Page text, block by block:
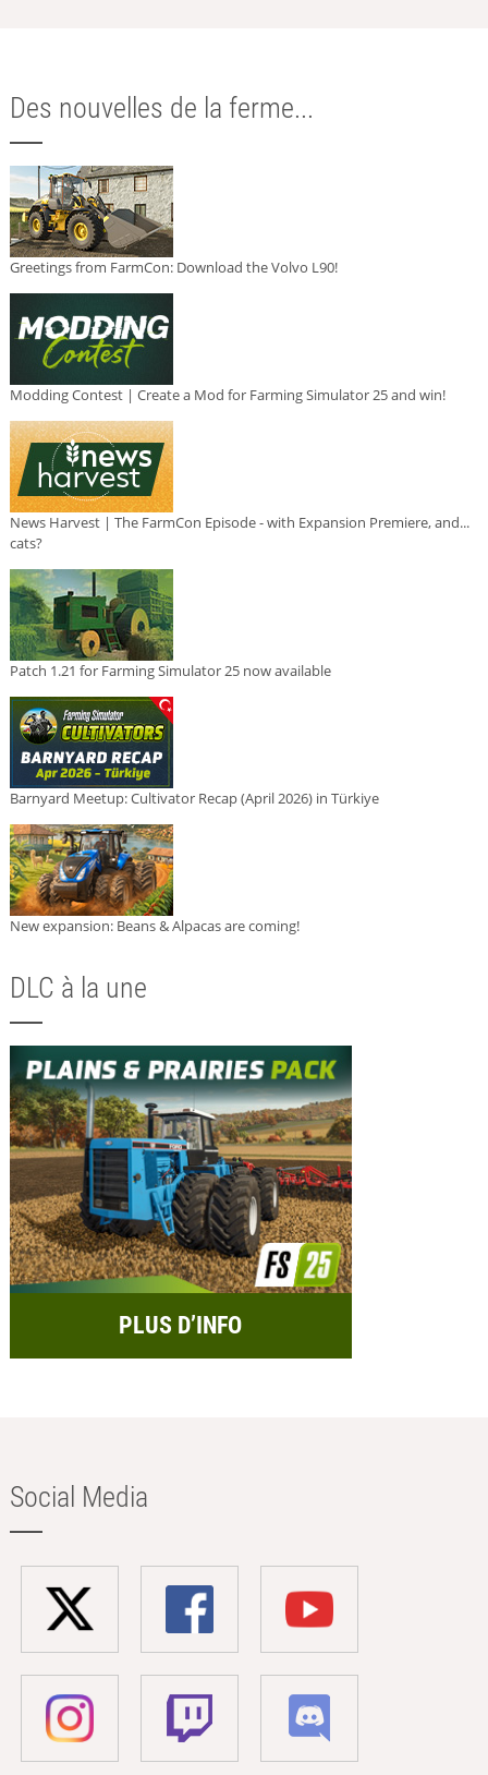
Des nouvelles de la ferme...
Greetings from FarmCon: Download the Volvo L90!
Modding Contest | Create a Mod for Farming Simulator 25 and win!
News Harvest | The FarmCon Episode - with Expansion Premiere, and...
cats?
Patch 1.21 for Farming Simulator 25 now available
Barnyard Meetup: Cultivator Recap (April 2026) in Türkiye
New expansion: Beans & Alpacas are coming!
DLC à la une
PLUS D’INFO
Social Media